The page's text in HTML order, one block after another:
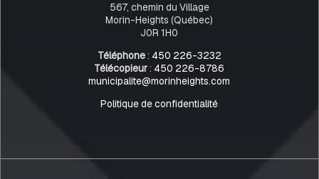
567, chemin du Village
Morin-Heights (Québec)
J0R 1H0
Téléphone: 450 226-3232
Télécopieur: 450 226-8786
municipalite@morinheights.com
Politique de confidentialité